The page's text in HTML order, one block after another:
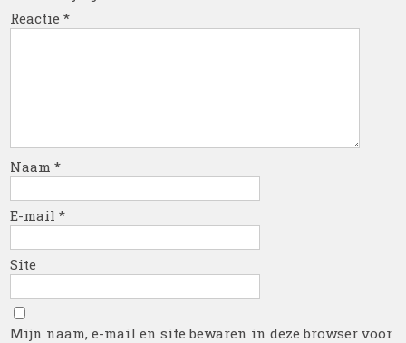
Reactie*
Naam*
E-mail*
Site
Mijn naam, e-mail en site bewaren in deze browser voor